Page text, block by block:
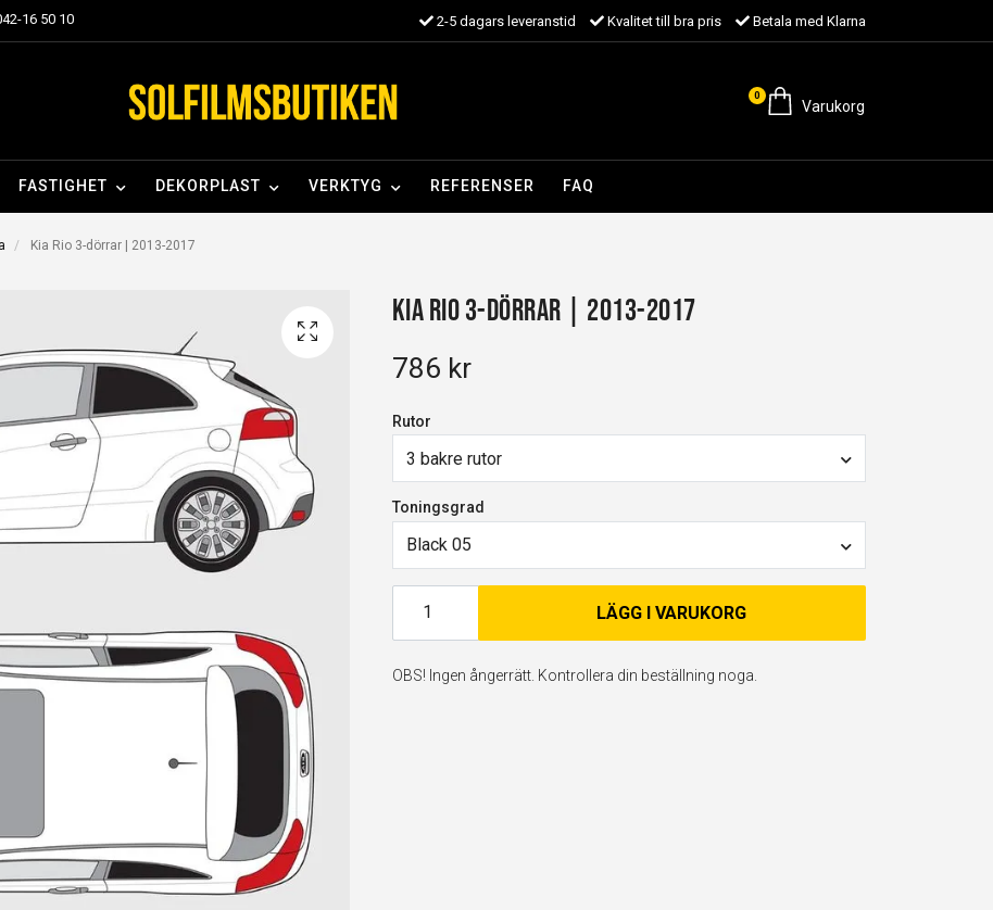
16 50 10 2-5 dagars leveranstid Kvalitet till bra pris Betala med Klarna
0
Varukorg
FASTIGHET DEKORPLAST VERKTYG REFERENSER FAQ
Kia Rio 3-dörrar | 2013-2017
Kia Rio 3-dörrar | 2013-2017
786 kr
Rutor
3 bakre rutor
Toningsgrad
Black 05
LÄGG I VARUKORG
OBS! Ingen ångerrätt. Kontrollera din beställning noga.